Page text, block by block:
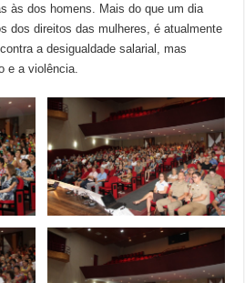
às dos homens. Mais do que um dia
dos direitos das mulheres, é atualmente
a desigualdade salarial, mas
e a violência.